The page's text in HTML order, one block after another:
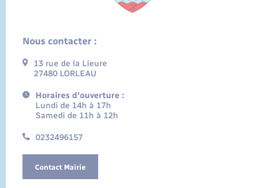
Nous contacter :
13 rue de la Lieure
27480 LORLEAU
Horaires d'ouverture :
Lundi de 14h à 17h
Samedi de 11h à 12h
0232496157
Contact Mairie